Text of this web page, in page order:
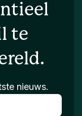
te
nieuws.